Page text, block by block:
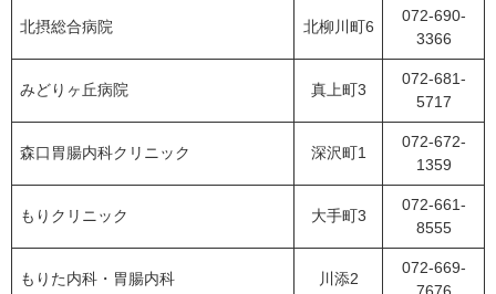
北摂総合病院 北柳川町6
072-690-
3366
みどりヶ丘病院 真上町3
072-681-
5717
森口胃腸内科クリニック 深沢町1
072-672-
1359
もりクリニック 大手町3
072-661-
8555
もりた内科・胃腸内科 川添2
072-669-